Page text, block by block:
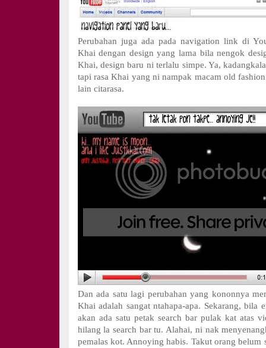
Perubahan juga ada pada navigation link di
Khai dengan design yang lama bila nengok
Khai, design baru ni terlalu simpe. Ya,
tapi rasa Khai yang ni nampak macam old
lain citarasa.
Dan ada satu lagi perubahan yang kononnya
Khai adalah sangat ntahapa-apa. Sekarang, bila
akan ada satu petak search bar pulak kat atas
hilang la search bar tu. Alahai, ni nak
pemalas kot. Annoying habis. Takut orang belum